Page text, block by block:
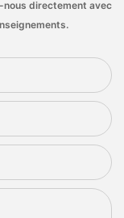
directement avec